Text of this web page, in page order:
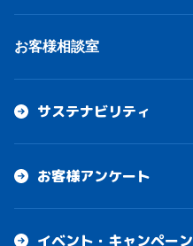
お客様相談室
サステナビリティ
お客様アンケート
イベント・キャンペーン